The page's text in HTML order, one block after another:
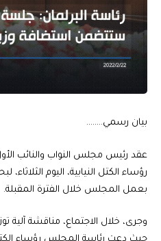
بيان رسمي……..
عقد رئيس مجلس النواب والنائب الأول
رؤساء الكتل النيابية، اليوم
بعمل المجلس خلال الفترة المقبلة.
وجرى، خلال الاجتماع، مناقشة آلية